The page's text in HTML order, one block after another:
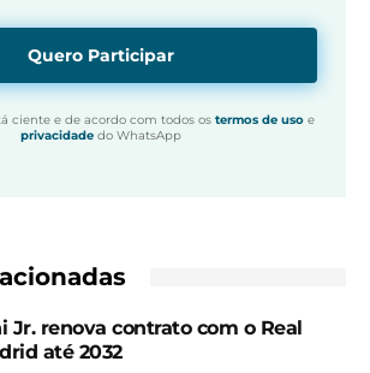
Quero Participar
ciente e de acordo com todos os termos de usoe
privacidade do WhatsApp
Jr. renova contrato com o Real
até 2032